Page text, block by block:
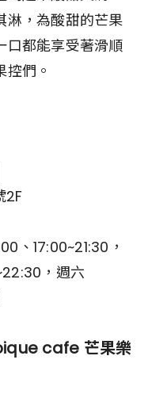
淋，為酸甜的芒果
口都能享受著滑順
們。
2F
、17:00~21:30，
，週六
cafe 芒果樂